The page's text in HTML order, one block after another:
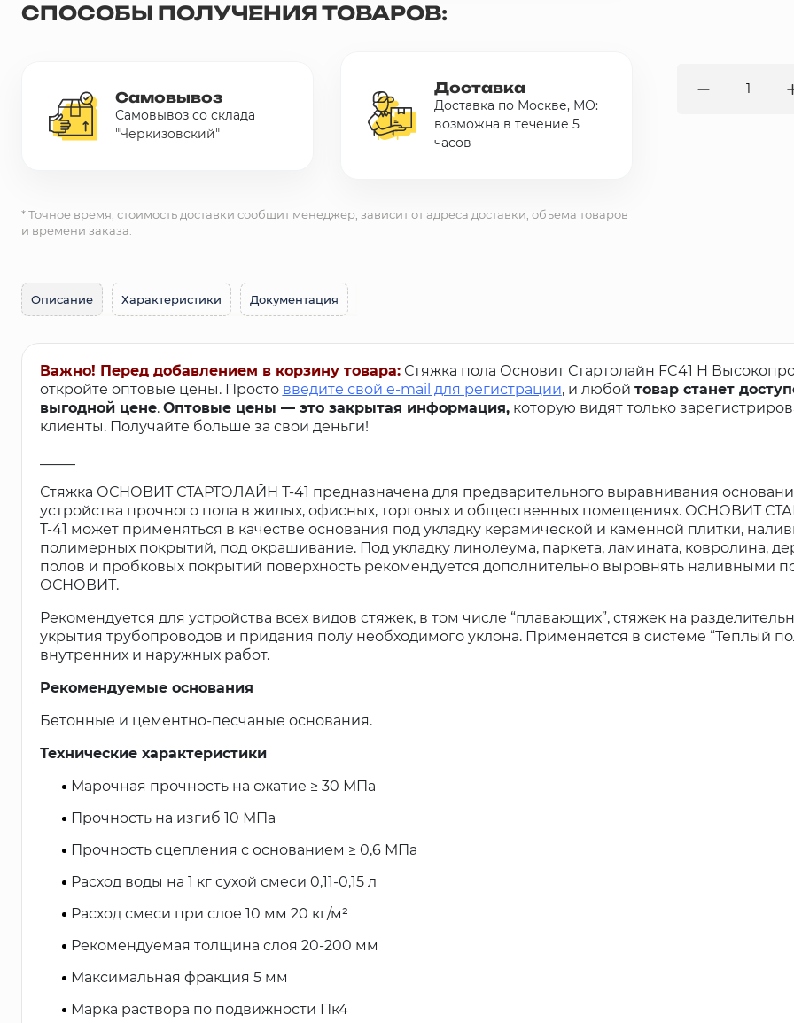
СПОСОБЫ ПОЛУЧЕНИЯ ТОВАРОВ:
Самовывоз
Самовывоз со склада
"Черкизовский"
Доставка
Доставка по Москве, МО:
возможна в течение 5
часов
* Точное время, стоимость доставки сообщит менеджер, зависит от адреса доставки, объема товаров
и времени заказа.
Описание Характеристики Документация
Важно! Перед добавлением в корзину товара: Стяжка пола Основит Стартолайн FC41 H
откройте оптовые цены. Просто введите свой e-mail для регистрации, и любой товар станет
выгодной цене. Оптовые цены — это закрытая информация,которую видят только
клиенты. Получайте больше за свои деньги!
Стяжка ОСНОВИТ СТАРТОЛАЙН Т-41 предназначена для предварительного выравнивания
устройства прочного пола в жилых, офисных, торговых и общественных помещениях. ОСНОВИТ
Т-41 может применяться в качестве основания под укладку керамической и каменной плитки,
полимерных покрытий, под окрашивание. Под укладку линолеума, паркета, ламината, ковролина,
полов и пробковых покрытий поверхность рекомендуется дополнительно выровнять наливными
ОСНОВИТ.
Рекомендуется для устройства всех видов стяжек, в том числе “плавающих”, стяжек на
укрытия трубопроводов и придания полу необходимого уклона. Применяется в системе “Теплый
внутренних и наружных работ.
Рекомендуемые основания
Бетонные и цементно-песчаные основания.
Технические характеристики
Марочная прочность на сжатие ≥ 30 МПа
Прочность на изгиб 10 МПа
Прочность сцепления с основанием ≥ 0,6 МПа
Расход воды на 1 кг сухой смеси 0,11-0,15 л
Расход смеси при слое 10 мм 20 кг/м²
Рекомендуемая толщина слоя 20-200 мм
Максимальная фракция 5 мм
Марка раствора по подвижности Пк4